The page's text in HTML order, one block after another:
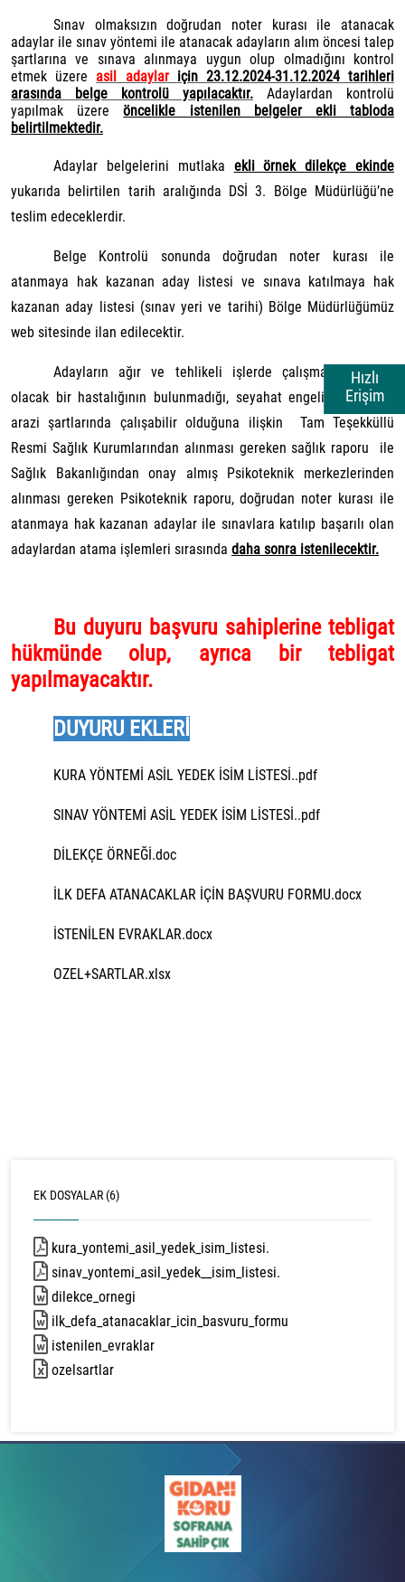
Hızlı
Erişim
Sınav olmaksızın doğrudan noter kurası ile atanacak
adaylar ile sınav yöntemi ile atanacak adayların alım öncesi talep
şartlarına ve sınava alınmaya uygun olup olmadığını kontrol
etmek üzere asil adaylar için 23.12.2024-31.12.2024 tarihleri
arasında belge kontrolü yapılacaktır. Adaylardan kontrolü
yapılmak üzereöncelikle istenilen belgeler ekli tabloda
belirtilmektedir.
Adaylar belgelerini mutlaka ekli örnek dilekçe ekinde
yukarıda belirtilen tarih aralığında DSİ 3. Bölge Müdürlüğü’ne
teslim edeceklerdir.
Belge Kontrolü sonunda doğrudan noter kurası ile
atanmaya hak kazanan aday listesi ve sınava katılmaya hak
kazanan aday listesi (sınav yeri ve tarihi) Bölge Müdürlüğümüz
web sitesinde ilan edilecektir.
Adayların ağır ve tehlikeli işlerde çalışmasına engel
olacak bir hastalığının bulunmadığı, seyahat engeli olmaksızın
arazi şartlarında çalışabilir olduğuna ilişkin Tam Teşekküllü
Resmi Sağlık Kurumlarından alınması gereken sağlık raporu ile
Sağlık Bakanlığından onay almış Psikoteknik merkezlerinden
alınması gereken Psikoteknik raporu, doğrudan noter kurası ile
atanmaya hak kazanan adaylar ile sınavlara katılıp başarılı olan
adaylardan atama işlemleri sırasında daha sonra istenilecektir.
Bu duyuru başvuru sahiplerine tebligat
hükmünde olup, ayrıca bir tebligat
yapılmayacaktır.
DUYURU EKLERİ
KURA YÖNTEMİ ASİL YEDEK İSİM LİSTESİ..pdf
SINAV YÖNTEMİ ASİL YEDEK İSİM LİSTESİ..pdf
DİLEKÇE ÖRNEĞİ.doc
İLK DEFA ATANACAKLAR İÇİN BAŞVURU FORMU.docx
İSTENİLEN EVRAKLAR.docx
OZEL+SARTLAR.xlsx
EK DOSYALAR (6)
kura_yontemi_asil_yedek_isim_listesi.
sinav_yontemi_asil_yedek__isim_listesi.
dilekce_ornegi
ilk_defa_atanacaklar_icin_basvuru_formu
istenilen_evraklar
ozelsartlar